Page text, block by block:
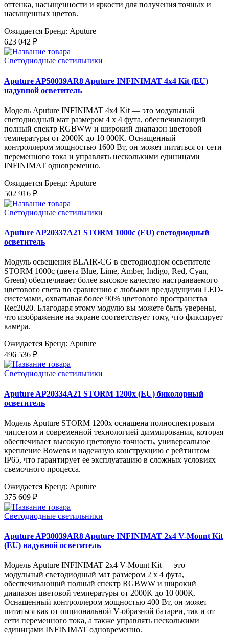
оттенка, насыщенности и яркости для получения точных и
насыщенных цветов.
Ожидается Бренд: Aputure
623 042 ₽
Светодиодные светильники
Aputure AP50039AR8 Aputure INFINIMAT 4x4 Kit (EU)
надувной осветитель
Модель Aputure INFINIMAT 4x4 Kit — это модульный
светодиодный мат размером 4 x 4 фута, обеспечивающий
полный спектр RGBWW и широкий диапазон цветовой
температуры от 2000K до 10 000K. Оснащенный
контроллером мощностью 1600 Вт, он может питаться от сети
переменного тока и управлять несколькими единицами
INFINIMAT одновременно.
Ожидается Бренд: Aputure
502 916 ₽
Светодиодные светильники
Aputure AP20337A21 STORM 1000c (EU) светодиодный
осветитель
Модуль освещения BLAIR-CG в светодиодном осветителе
STORM 1000c (цвета Blue, Lime, Amber, Indigo, Red, Cyan,
Green) обеспечивает более высокое качество настраиваемого
цветового света по сравнению с любыми предыдущими LED-
системами, охватывая более 90% цветового пространства
Rec2020. Благодаря этому модулю вы можете быть уверены,
что изображение на экране соответствует тому, что фиксирует
камера.
Ожидается Бренд: Aputure
496 536 ₽
Светодиодные светильники
Aputure AP20334A21 STORM 1200x (EU) биколорный
осветитель
Модель Aputure STORM 1200x оснащена полноспектровым
чипсетом и современной технологией диммирования, которая
обеспечивает высокую цветовую точность, универсальное
крепление Bowens и надежную конструкцию с рейтингом
IP65, что гарантирует ее эксплуатацию в сложных условиях
съемочного процесса.
Ожидается Бренд: Aputure
375 609 ₽
Светодиодные светильники
Aputure AP30039AR8 Aputure INFINIMAT 2x4 V-Mount Kit
(EU) надувной осветитель
Модель Aputure INFINIMAT 2x4 V-Mount Kit — это
модульный светодиодный мат размером 2 x 4 фута,
обеспечивающий полный спектр RGBWW и широкий
диапазон цветовой температуры от 2000K до 10 000K.
Оснащенный контроллером мощностью 400 Вт, он может
питаться как от опциональной V-образной батареи, так и от
сети переменного тока, а также управлять несколькими
единицами INFINIMAT одновременно.